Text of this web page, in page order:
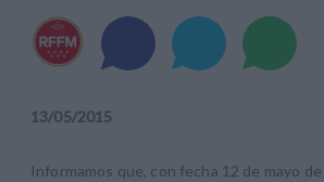
13/05/2015
Informamos que, con fecha 12 de mayo de